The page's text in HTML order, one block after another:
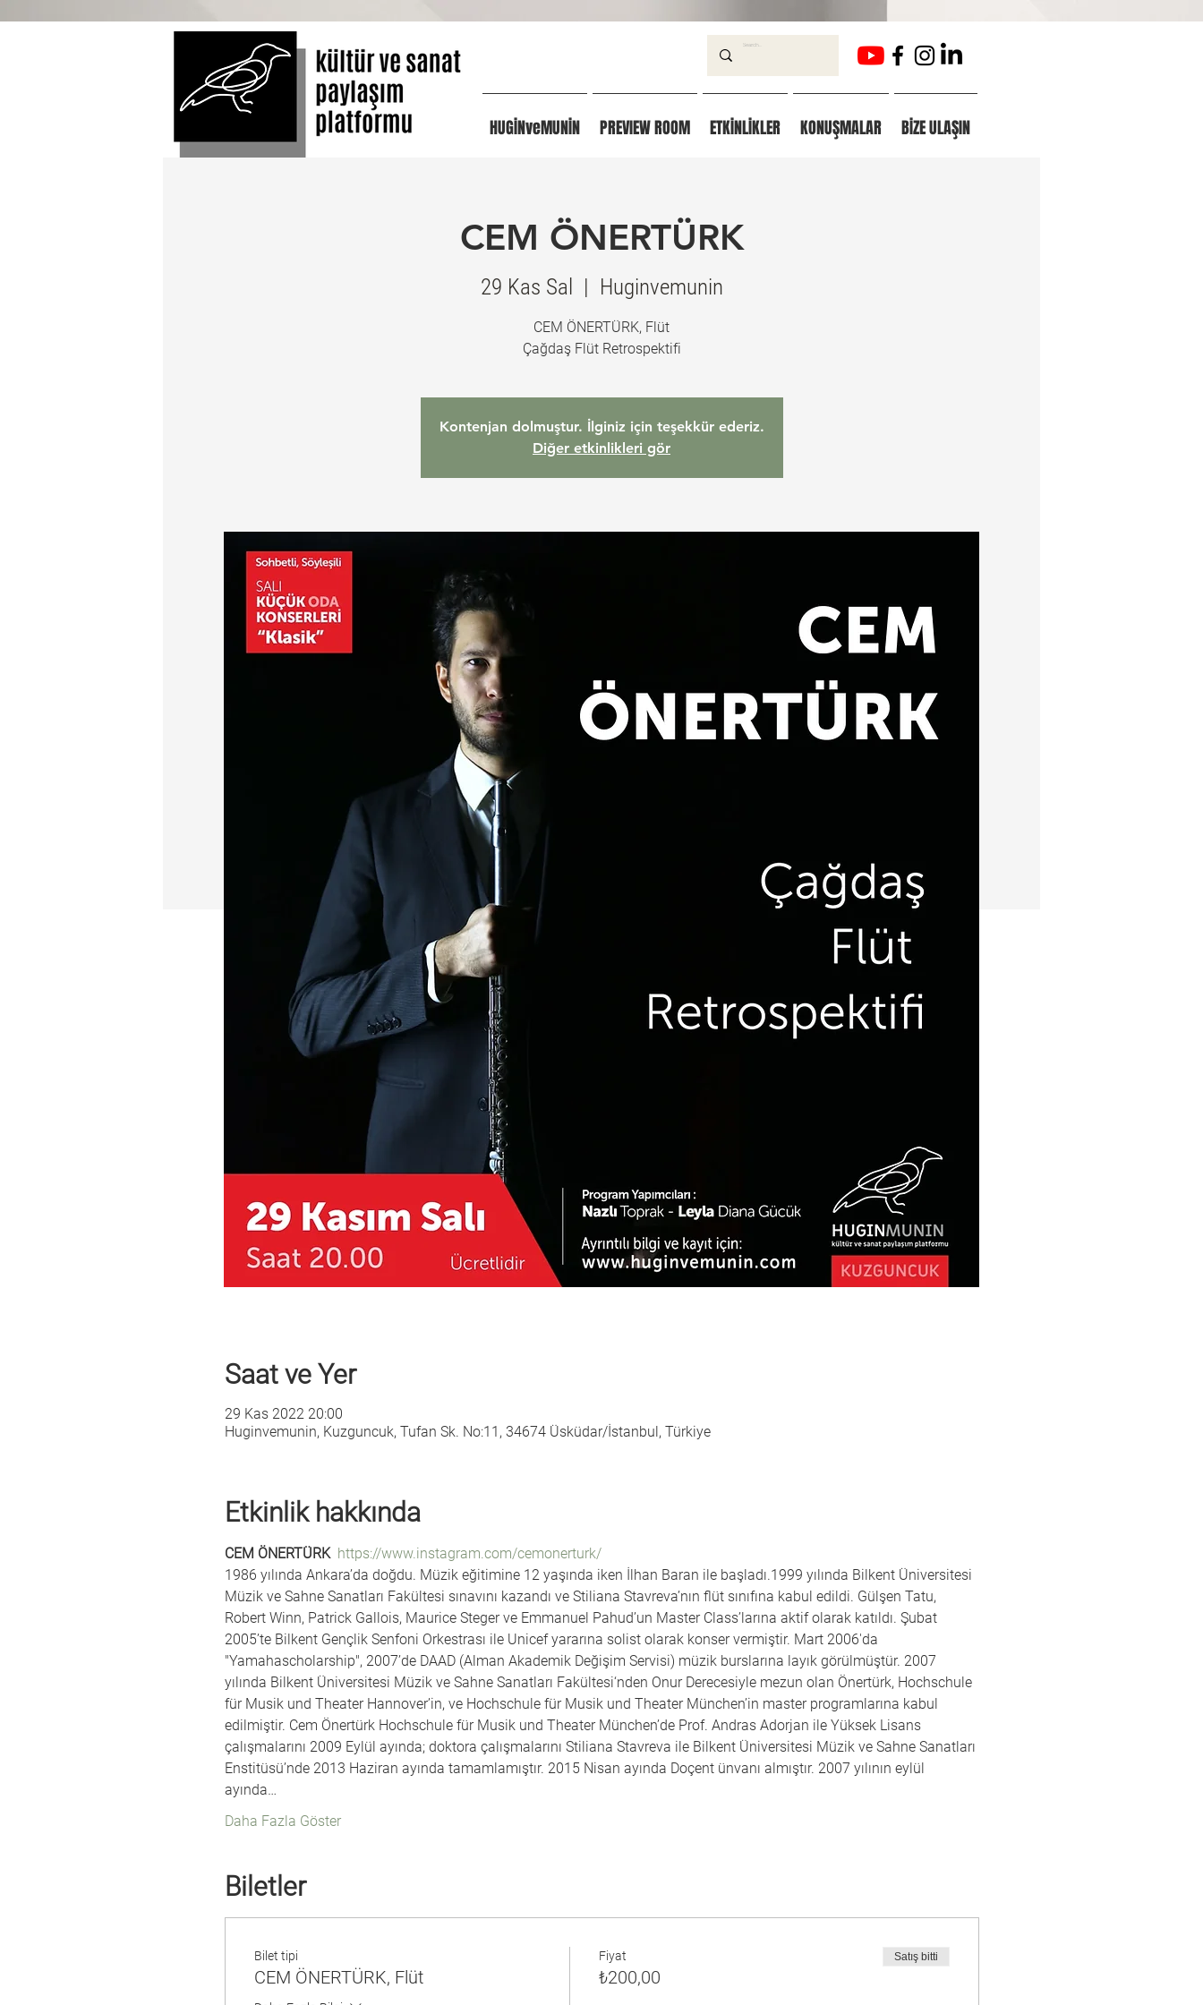
HUGİNveMUNİN PREVIEW ROOM ETKİNLİKLER KONUŞMALAR BİZE ULAŞIN
CEM ÖNERTÜRK
29 Kas Sal
  |
Huginvemunin
CEM ÖNERTÜRK, Flüt
Kontenjan dolmuştur. İlginiz için teşekkür ederiz.
Diğer etkinlikleri gör
Saat ve Yer
29 Kas 2022 20:00
Huginvemunin, Kuzguncuk, Tufan Sk. No:11, 34674 Üsküdar/İstanbul, Türkiye
Etkinlik hakkında
CEM ÖNERTÜRK https://www.instagram.com/cemonerturk/
1986 yılında Ankara’da doğdu. Müzik eğitimine 12 yaşında iken İlhan Baran ile başladı.1999 yılında Bilkent Üniversitesi
Müzik ve Sahne Sanatları Fakültesi sınavını kazandı ve Stiliana Stavreva’nın flüt sınıfına kabul edildi. Gülşen Tatu,
Robert Winn, Patrick Gallois, Maurice Steger ve Emmanuel Pahud’un Master Class’larına aktif olarak katıldı. Şubat
2005’te Bilkent Gençlik Senfoni Orkestrası ile Unicef yararına solist olarak konser vermiştir. Mart 2006'da
"Yamahascholarship", 2007’de DAAD (Alman Akademik Değişim Servisi) müzik burslarına layık görülmüştür. 2007
yılında Bilkent Üniversitesi Müzik ve Sahne Sanatları Fakültesi‘nden Onur Derecesiyle mezun olan Önertürk, Hochschule
für Musik und Theater Hannover’in, ve Hochschule für Musik und Theater München’in master programlarına kabul
edilmiştir. Cem Önertürk Hochschule für Musik und Theater München’de Prof. Andras Adorjan ile Yüksek Lisans
çalışmalarını 2009 Eylül ayında; doktora çalışmalarını Stiliana Stavreva ile Bilkent Üniversitesi Müzik ve Sahne Sanatları
Enstitüsü’nde 2013 Haziran ayında tamamlamıştır. 2015 Nisan ayında Doçent ünvanı almıştır. 2007 yılının eylül
ayında…
Daha Fazla Göster
Biletler
Bilet tipi
CEM ÖNERTÜRK, Flüt
Fiyat
₺200,00
Satış bitti